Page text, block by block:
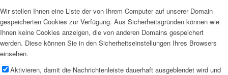
Wir stellen Ihnen eine Liste der von Ihrem Computer auf unserer Domain
gespeicherten Cookies zur Verfügung. Aus Sicherheitsgründen können wie
Ihnen keine Cookies anzeigen, die von anderen Domains gespeichert
werden. Diese können Sie in den Sicherheitseinstellungen Ihres Browsers
einsehen.
Aktivieren, damit die Nachrichtenleiste dauerhaft ausgeblendet wird und